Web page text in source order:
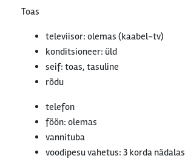
Toas
televiisor: olemas (kaabel-tv)
konditsioneer: üld
seif: toas, tasuline
rõdu
telefon
föön: olemas
vannituba
voodipesu vahetus: 3 korda nädalas